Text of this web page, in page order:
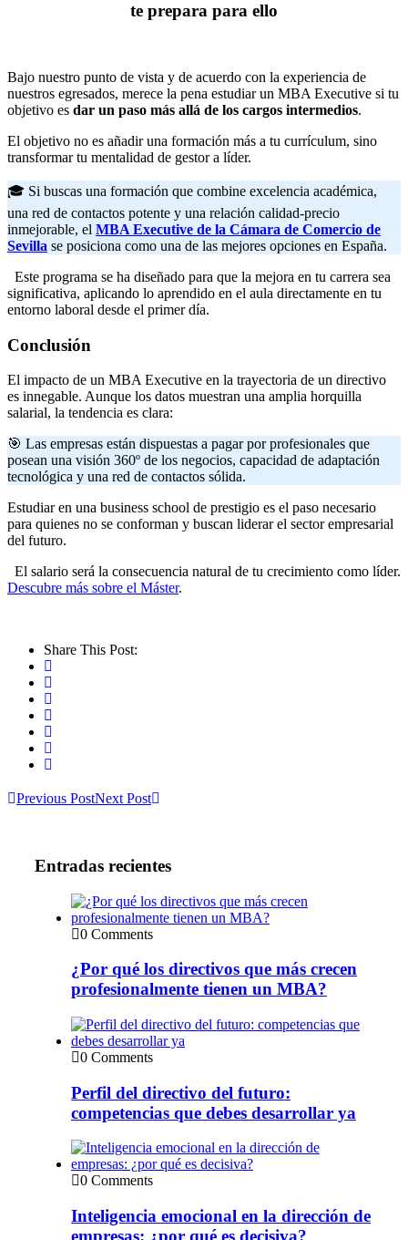
te prepara para ello
Bajo nuestro punto de vista y de acuerdo con la experiencia de
nuestros egresados, merece la pena estudiar un MBA Executive si tu
objetivo es dar un paso más allá de los cargos intermedios.
El objetivo no es añadir una formación más a tu currículum, sino
transformar tu mentalidad de gestor a líder.
🎓 Si buscas una formación que combine excelencia académica,
una red de contactos potente y una relación calidad-precio
inmejorable, el MBA Executive de la Cámara de Comercio de
Sevilla se posiciona como una de las mejores opciones en España.
Este programa se ha diseñado para que la mejora en tu carrera sea
significativa, aplicando lo aprendido en el aula directamente en tu
entorno laboral desde el primer día.
Conclusión
El impacto de un MBA Executive en la trayectoria de un directivo
es innegable. Aunque los datos muestran una amplia horquilla
salarial, la tendencia es clara:
🎯 Las empresas están dispuestas a pagar por profesionales que
posean una visión 360º de los negocios, capacidad de adaptación
tecnológica y una red de contactos sólida.
Estudiar en una business school de prestigio es el paso necesario
para quienes no se conforman y buscan liderar el sector empresarial
del futuro.
El salario será la consecuencia natural de tu crecimiento como líder.
Descubre más sobre el Máster.
Share This Post:
Previous PostNext Post
Entradas recientes
0 Comments
¿Por qué los directivos que más crecen
profesionalmente tienen un MBA?
0 Comments
Perfil del directivo del futuro:
competencias que debes desarrollar ya
0 Comments
Inteligencia emocional en la dirección de
empresas: ¿por qué es decisiva?